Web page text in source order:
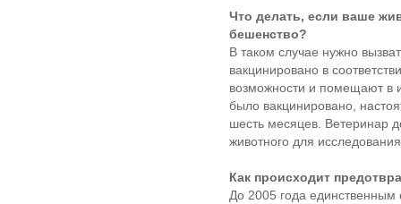
Что делать, если ваше
бешенство?
В таком случае нужно
вакцинировано в
возможности и помещают в
было вакцинировано,
шесть месяцев. Ветеринар
животного для
Как происходит
До 2005 года